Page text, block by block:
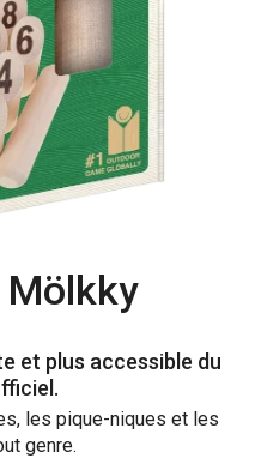
Mölkky
et plus accessible du
les pique-niques et les
genre.